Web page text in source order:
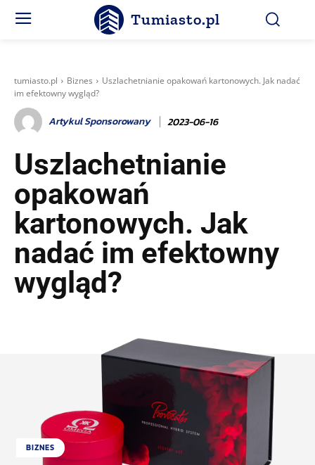
Tumiasto.pl
tumiasto.pl Biznes
Uszlachetnianie opakowań kartonowych. Jak nadać
im efektowny wygląd?
Artykul Sponsorowany 2023-06-16
Uszlachetnianie
opakowań
kartonowych. Jak
nadać im efektowny
wygląd?
BIZNES